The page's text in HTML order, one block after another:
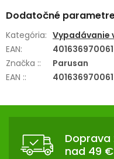
Dodatočné
Kategória: Vypadávanie
EAN:
Značka ::
Parusan
EAN ::
Z
Doprava
nad 49 €